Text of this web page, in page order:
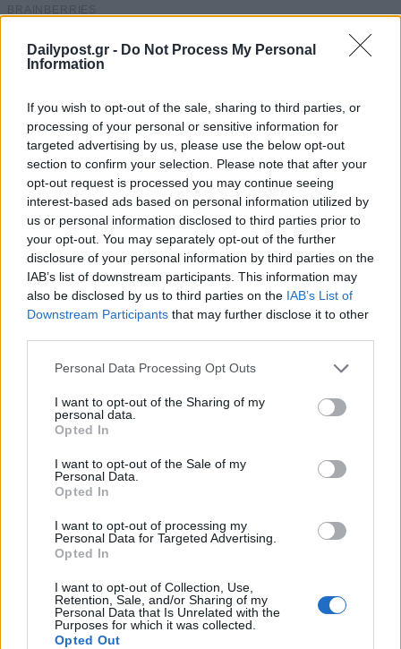
Dailypost.gr - Do Not Process My Personal
Information
If you wish to opt-out of the sale, sharing to third parties, or
processing of your personal or sensitive information for
targeted advertising by us, please use the below opt-out
section to confirm your selection. Please note that after your
opt-out request is processed you may continue seeing
interest-based ads based on personal information utilized by
us or personal information disclosed to third parties prior to
your opt-out. You may separately opt-out of the further
disclosure of your personal information by third parties on the
IAB’s list of downstream participants. This information may
also be disclosed by us to third parties on the IAB’s List of
Downstream Participants that may further disclose it to other
Personal Data Processing Opt Outs
I want to opt-out of the Sharing of my
personal data.
Opted In
I want to opt-out of the Sale of my
Personal Data.
Opted In
I want to opt-out of processing my
Personal Data for Targeted Advertising.
Opted In
I want to opt-out of Collection, Use,
Retention, Sale, and/or Sharing of my
Personal Data that Is Unrelated with the
Purposes for which it was collected.
Opted Out
ΜΠΟΡΕΙ ΝΑ ΣΑΣ ΕΝΔΙΑΦΕΡΕΙ
Ο Έλον Μασκ διαψεύδει
SpaceX
Επικοινωνία Μητσοτάκη με τον
Κρίστοφερ Νόλαν για την επιτυχία